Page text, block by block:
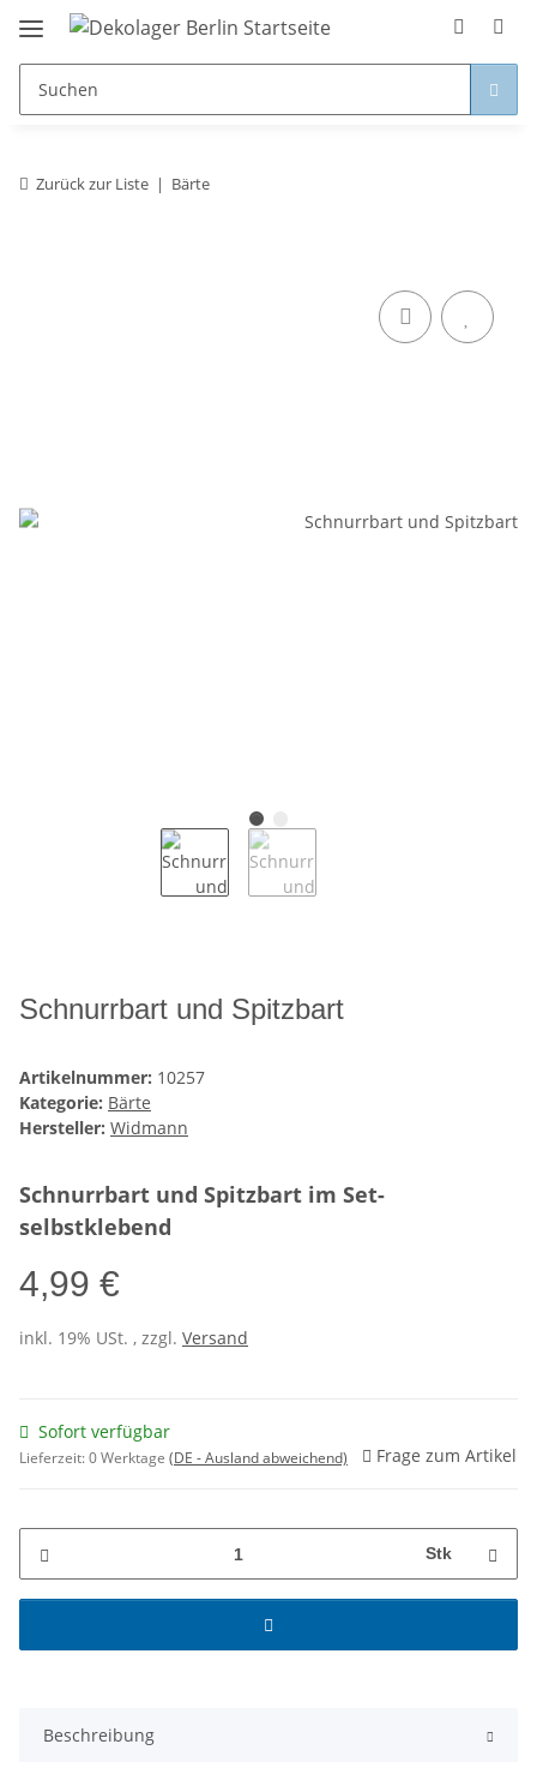
Zurück zur Liste Bärte
Schnurrbart und Spitzbart
Artikelnummer: 10257
Kategorie: Bärte
Hersteller: Widmann
Schnurrbart und Spitzbart im Set-
selbstklebend
4,99 €
inkl. 19% USt. , zzgl. Versand
Sofort verfügbar
Lieferzeit:0 Werktage (DE - Ausland abweichend) Frage zum Artikel
Stk
Beschreibung